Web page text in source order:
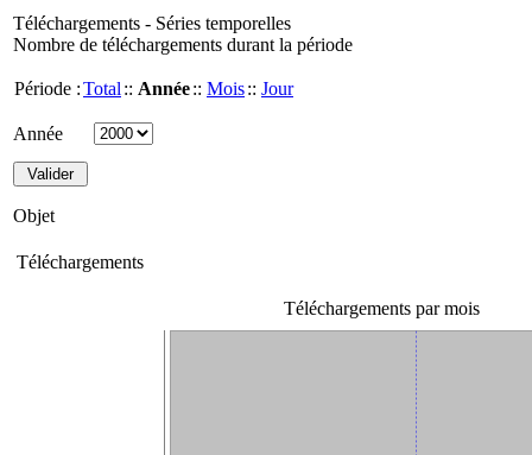
Téléchargements - Séries temporelles
Nombre de téléchargements durant la période
Période :Total :: Année:: Mois:: Jour
Année
Objet
Téléchargements
Téléchargements par mois